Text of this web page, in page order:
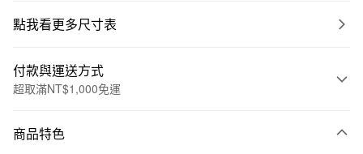
點我看更多尺寸表
付款與運送方式
超取滿NT$1,000免運
信用卡一次付款
商品特色